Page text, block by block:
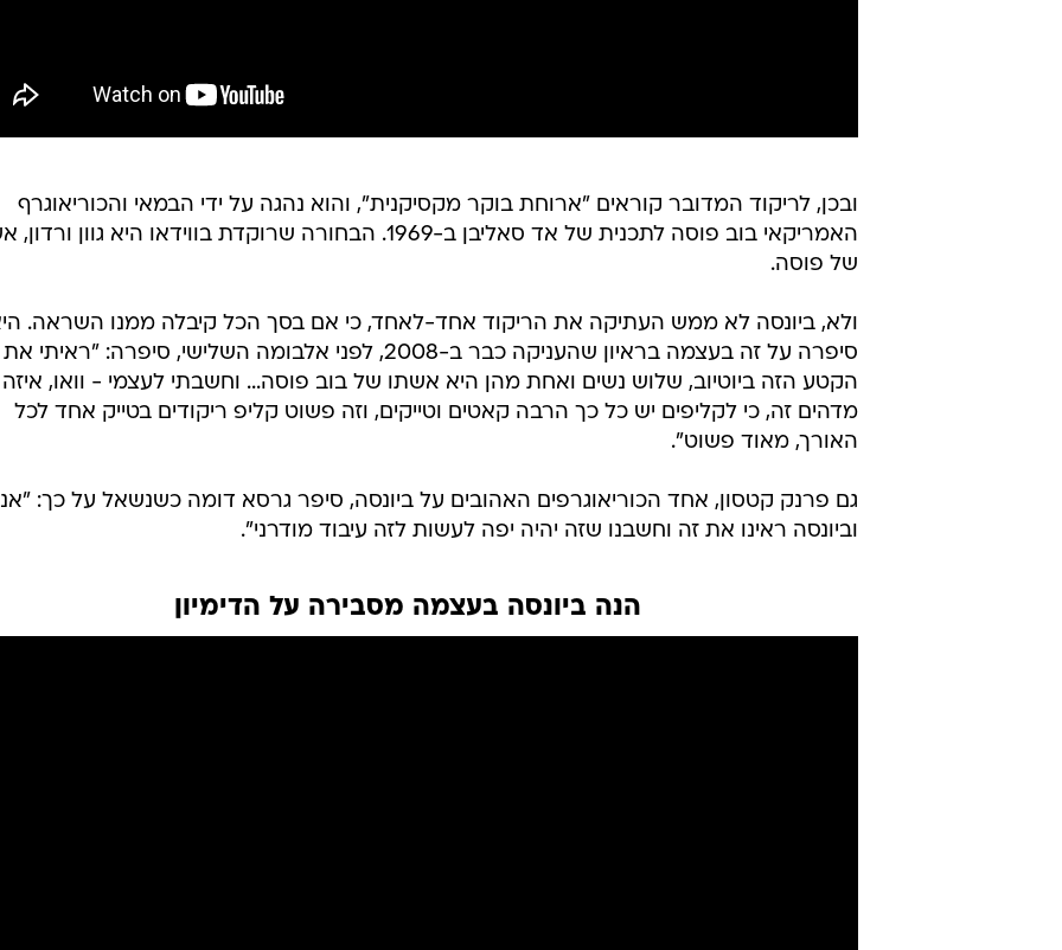
ובכן, לריקוד המדובר קוראים "ארוחת בוקר מקסיקנית", והוא נהגה על ידי הבמאי והכוריאוגרף
האמריקאי בוב פוסה לתכנית של אד סאליבן ב-1969. הבחורה שרוקדת בווידאו היא גוון
של פוסה.
ולא, ביונסה לא ממש העתיקה את הריקוד אחד-לאחד, כי אם בסך הכל קיבלה ממנו השראה.
סיפרה על זה בעצמה בראיון שהעניקה כבר ב-2008, לפני אלבומה השלישי, סיפרה: "ראיתי את
הקטע הזה ביוטיוב, שלוש נשים ואחת מהן היא אשתו של בוב פוסה... וחשבתי לעצמי - וואו, איזה
מדהים זה, כי לקליפים יש כל כך הרבה קאטים וטייקים, וזה פשוט קליפ ריקודים בטייק אחד לכל
האורך, מאוד פשוט".
גם פרנק קטסון, אחד הכוריאוגרפים האהובים על ביונסה, סיפר גרסא דומה כשנשאל על כך:
וביונסה ראינו את זה וחשבנו שזה יהיה יפה לעשות לזה עיבוד מודרני".
הנה ביונסה בעצמה מסבירה על הדימיון